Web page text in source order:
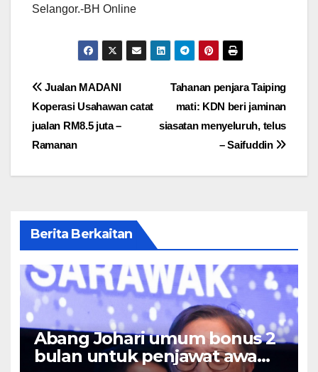
Selangor.-BH Online
Post
navigation
Tahanan penjara Taiping
mati: KDN beri jaminan
siasatan menyeluruh, telus
– Saifuddin
Jualan MADANI
Koperasi Usahawan catat
jualan RM8.5 juta –
Ramanan
Berita Berkaitan
Abang Johari umum bonus 2
bulan untuk penjawat awam